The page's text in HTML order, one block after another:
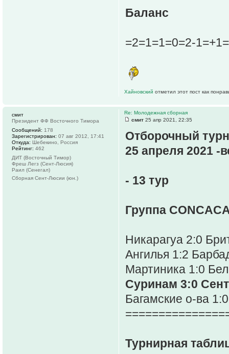
Баланс
=2=1=1=0=2-
Хайновский отметил этот пост как
Re: Молодежная сборная
смит 25 апр 2021, 22:35
Отборочный
25 апреля 2021 -
- 13 тур
Группа
Никарагуа 2:0
Ангилья 1:2
Мартиника 1:0
Суринам 3:0
Багамские о-ва
Турнирная
смит
Президент ФФ Восточного Тимора
Сообщений: 178
Зарегистрирован: 07 авг 2012, 17:41
Откуда: Шебекино, Россия
Рейтинг: 462
ДИТ (Восточный Тимор)
Фреш Легз (Сент-Люсия)
Раил (Сенегал)
Сборная Сент-Люсии (юн.)